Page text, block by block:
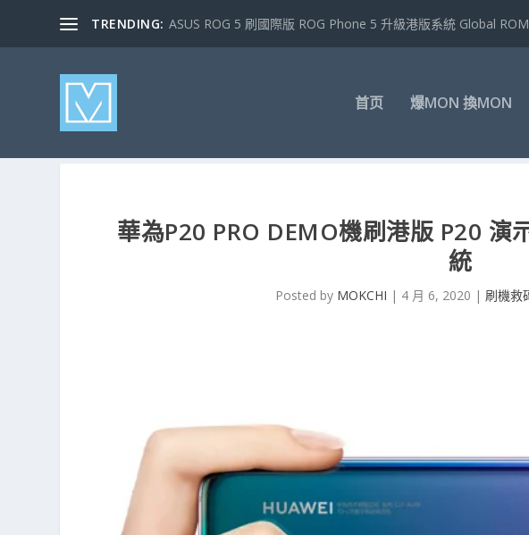
TRENDING: ASUS ROG 5 刷國際版 ROG Phone 5 升級港版系統 Global
首页 爆MON 換MON
華為P20 PRO DEMO機刷港版 P20 演
統
Posted by MOKCHI | 4 月 6, 2020 | 刷機救